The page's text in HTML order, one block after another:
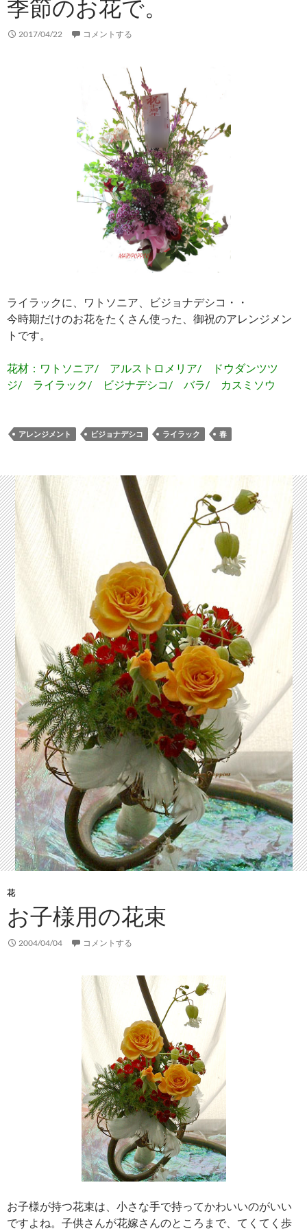
季節のお花で。
2017/04/22 コメントする
ライラックに、ワトソニア、ビジョナデシコ・・
今時期だけのお花をたくさん使った、御祝のアレンジメン
トです。
花材：ワトソニア/ アルストロメリア/ ドウダンツツ
ジ/ ライラック/ ビジナデシコ/ バラ/ カスミソウ
アレンジメント ビジョナデシコ ライラック 春
花
お子様用の花束
2004/04/04 コメントする
お子様が持つ花束は、小さな手で持ってかわいいのがいい
ですよね。子供さんが花嫁さんのところまで、てくてく歩